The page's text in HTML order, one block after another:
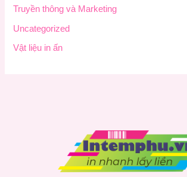
Truyền thông và Marketing
Uncategorized
Vật liệu in ấn